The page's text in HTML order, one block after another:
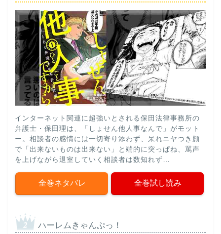
インターネット関連に超強いとされる保田法律事務所の
弁護士・保田理は、「しょせん他人事なんで」がモット
ー。相談者の感情には一切寄り添わず、呆れニヤつき顔
で「出来ないものは出来ない」と端的に突っぱね、罵声
を上げながら退室していく相談者は数知れず…
全巻ネタバレ 全巻試し読み
ハーレムきゃんぷっ！